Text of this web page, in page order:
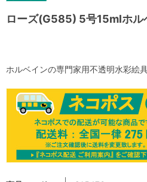
ローズ(G585) 5号15mlホル
ホルベインの専門家用不透明水彩絵